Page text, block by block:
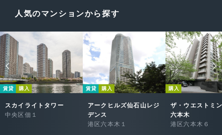
人気のマンションから探す
賃貸 購入
スカイライトタワー
中央区佃１
賃貸 購入
アークヒルズ仙石山レジ
デンス
港区六本木１
購入
ザ・ウエストミ
六本木
港区六本木６